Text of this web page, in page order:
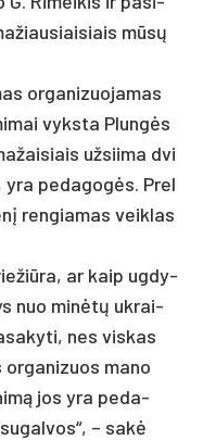
mūsų
or­ga­ni­zuo­ja­mas
vyks­ta Plungės
už­sii­ma dvi
pe­da­gogės. Pre­l
ren­gia­mas veik­las
ar kaip ug­dy­
nuo minėtų uk­rai­
nes vis­kas
ma­no
jos yra pe­da­
– sakė